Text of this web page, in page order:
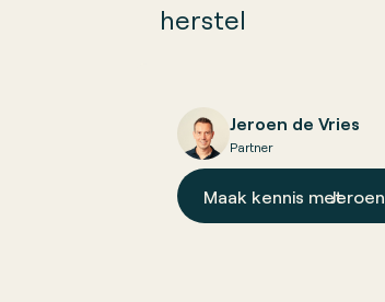
herstel
Jeroen de Vries
Partner
Maak kennis metJeroen